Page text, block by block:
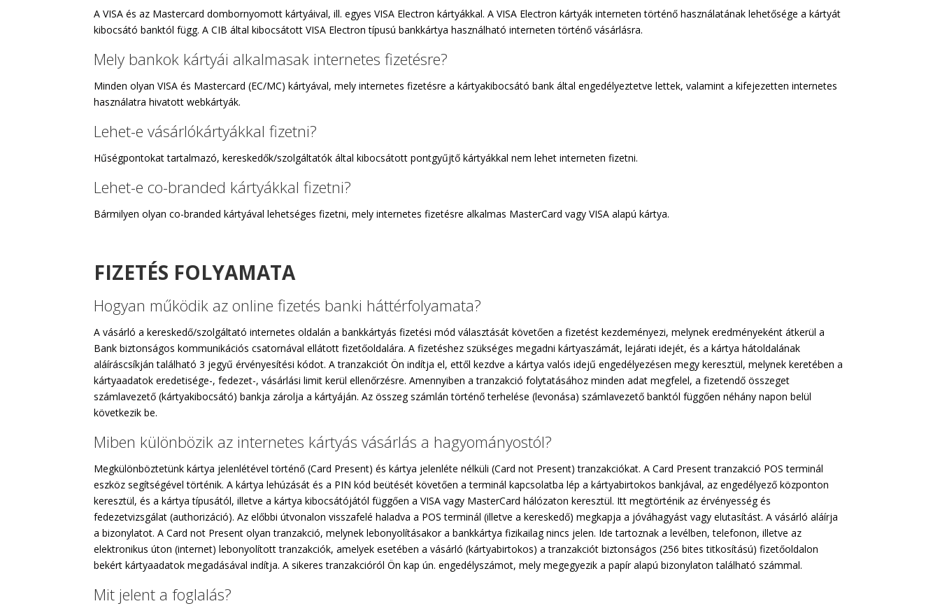
A VISA és az Mastercard dombornyomott kártyáival, ill. egyes VISA Electron kártyákkal. A VISA Electron kártyák interneten történő használatának lehetősége a kártyát
kibocsátó banktól függ. A CIB által kibocsátott VISA Electron típusú bankkártya használható interneten történő vásárlásra.
Mely bankok kártyái alkalmasak internetes fizetésre?
Minden olyan VISA és Mastercard (EC/MC) kártyával, mely internetes fizetésre a kártyakibocsátó bank által engedélyeztetve lettek, valamint a kifejezetten internetes
használatra hivatott webkártyák.
Lehet-e vásárlókártyákkal fizetni?
Hűségpontokat tartalmazó, kereskedők/szolgáltatók által kibocsátott pontgyűjtő kártyákkal nem lehet interneten fizetni.
Lehet-e co-branded kártyákkal fizetni?
Bármilyen olyan co-branded kártyával lehetséges fizetni, mely internetes fizetésre alkalmas MasterCard vagy VISA alapú kártya.
FIZETÉS FOLYAMATA
Hogyan működik az online fizetés banki háttérfolyamata?
A vásárló a kereskedő/szolgáltató internetes oldalán a bankkártyás fizetési mód választását követően a fizetést kezdeményezi, melynek eredményeként átkerül a
Bank biztonságos kommunikációs csatornával ellátott fizetőoldalára. A fizetéshez szükséges megadni kártyaszámát, lejárati idejét, és a kártya hátoldalának
aláíráscsíkján található 3 jegyű érvényesítési kódot. A tranzakciót Ön indítja el, ettől kezdve a kártya valós idejű engedélyezésen megy keresztül, melynek keretében a
kártyaadatok eredetisége-, fedezet-, vásárlási limit kerül ellenőrzésre. Amennyiben a tranzakció folytatásához minden adat megfelel, a fizetendő összeget
számlavezető (kártyakibocsátó) bankja zárolja a kártyáján. Az összeg számlán történő terhelése (levonása) számlavezető banktól függően néhány napon belül
következik be.
Miben különbözik az internetes kártyás vásárlás a hagyományostól?
Megkülönböztetünk kártya jelenlétével történő (Card Present) és kártya jelenléte nélküli (Card not Present) tranzakciókat. A Card Present tranzakció POS terminál
eszköz segítségével történik. A kártya lehúzását és a PIN kód beütését követően a terminál kapcsolatba lép a kártyabirtokos bankjával, az engedélyező központon
keresztül, és a kártya típusától, illetve a kártya kibocsátójától függően a VISA vagy MasterCard hálózaton keresztül. Itt megtörténik az érvényesség és
fedezetvizsgálat (authorizáció). Az előbbi útvonalon visszafelé haladva a POS terminál (illetve a kereskedő) megkapja a jóváhagyást vagy elutasítást. A vásárló aláírja
a bizonylatot. A Card not Present olyan tranzakció, melynek lebonyolításakor a bankkártya fizikailag nincs jelen. Ide tartoznak a levélben, telefonon, illetve az
elektronikus úton (internet) lebonyolított tranzakciók, amelyek esetében a vásárló (kártyabirtokos) a tranzakciót biztonságos (256 bites titkosítású) fizetőoldalon
bekért kártyaadatok megadásával indítja. A sikeres tranzakcióról Ön kap ún. engedélyszámot, mely megegyezik a papír alapú bizonylaton található számmal.
Mit jelent a foglalás?